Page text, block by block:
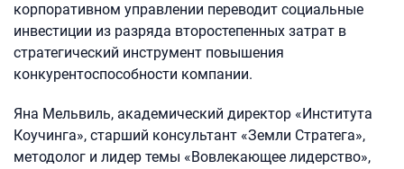
корпоративном управлении переводит социальные
инвестиции из разряда второстепенных затрат в
стратегический инструмент повышения
конкурентоспособности компании.
Яна Мельвиль, академический директор «Института
Коучинга», старший консультант «Земли Стратега»,
методолог и лидер темы «Вовлекающее лидерство»,